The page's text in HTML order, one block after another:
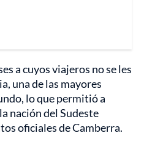
a cuyos viajeros no se les
una de las mayores
lo que permitió a
nación del Sudeste
oficiales de Camberra.